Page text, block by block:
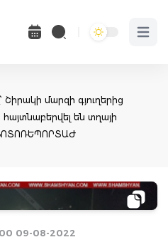
Open
մարզի գյուղերից
հայտնաբերվել են տղայի
09-08-2022